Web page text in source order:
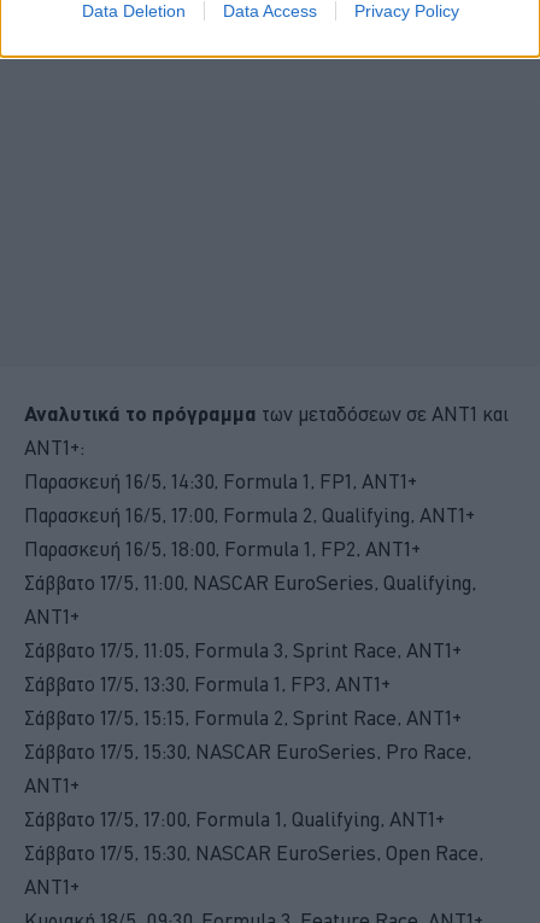
Data Deletion Data Access Privacy Policy
Αναλυτικά το πρόγραμμα των μεταδόσεων σε ΑΝΤ1 και
ΑΝΤ1+:
Παρασκευή 16/5, 14:30, Formula 1, FP1, ANT1+
Παρασκευή 16/5, 17:00, Formula 2, Qualifying, ANT1+
Παρασκευή 16/5, 18:00, Formula 1, FP2, ANT1+
Σάββατο 17/5, 11:00, NASCAR EuroSeries, Qualifying,
ANT1+
Σάββατο 17/5, 11:05, Formula 3, Sprint Race, ANT1+
Σάββατο 17/5, 13:30, Formula 1, FP3, ANT1+
Σάββατο 17/5, 15:15, Formula 2, Sprint Race, ANT1+
Σάββατο 17/5, 15:30, NASCAR EuroSeries, Pro Race,
ANT1+
Σάββατο 17/5, 17:00, Formula 1, Qualifying, ANT1+
Σάββατο 17/5, 15:30, NASCAR EuroSeries, Open Race,
ANT1+